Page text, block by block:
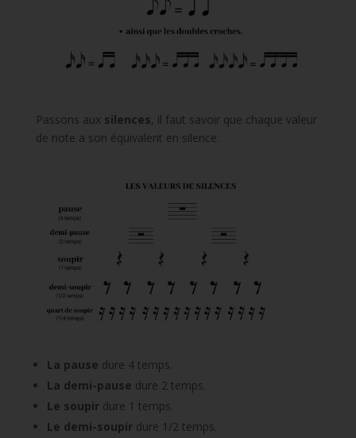
Passons aux silences, il faut savoir que chaque valeur
de note a son équivalent en silence.
La pause dure 4 temps.
La demi-pause dure 2 temps.
Le soupirdure 1 temps.
Le demi-soupirdure 1/2 temps.